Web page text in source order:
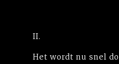
II.
Het wordt nu snel